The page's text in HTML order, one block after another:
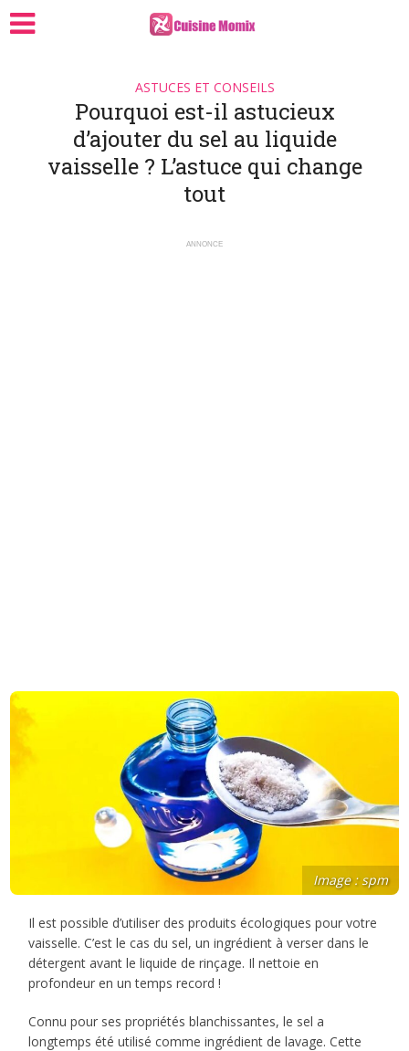
ASTUCES ET CONSEILS
Pourquoi est-il astucieux
d’ajouter du sel au liquide
vaisselle ? L’astuce qui change
tout
ANNONCE
Image : spm
Il est possible d’utiliser des produits écologiques pour votre
vaisselle. C’est le cas du sel, un ingrédient à verser dans le
détergent avant le liquide de rinçage. Il nettoie en
profondeur en un temps record !
Connu pour ses propriétés blanchissantes, le sel a
longtemps été utilisé comme ingrédient de lavage. Cette